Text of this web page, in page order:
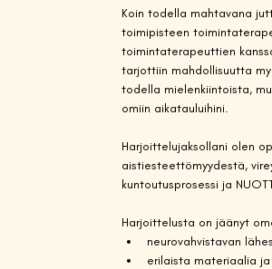
Koin todella mahtavana
toimipisteen
toimintaterapeuttien
tarjottiin mahdollisuutta
todella mielenkiintoista,
omiin aikatauluihini.
Harjoittelujaksollani olen
aistiesteettömyydestä,
kuntoutusprosessi ja
Harjoittelusta on jäänyt
neurovahvistavan
erilaista materiaalia